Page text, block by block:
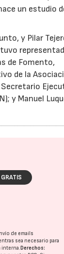
un estudio
y Pilar
de Fomento,
de la
Secretario
y Manuel
de emails
sea necesario para
interna.Derechos: